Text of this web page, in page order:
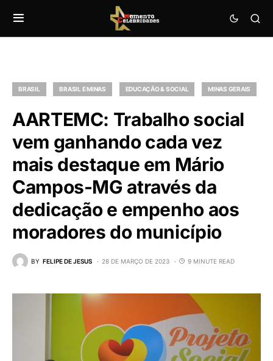
BRASIL BRASIL E MINAS EDUCAÇÃO & SOCIAL MINAS GERAIS
AARTEMC: Trabalho social
vem ganhando cada vez
mais destaque em Mário
Campos-MG através da
dedicação e empenho aos
moradores do município
BY FELIPE DE JESUS 28 DE MARÇO DE 2023 9 MINUTE READ